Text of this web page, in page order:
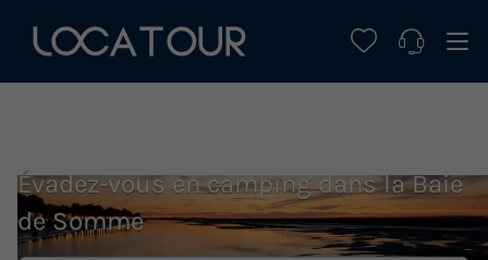
Évadez-vous en camping dans la Baie
de Somme